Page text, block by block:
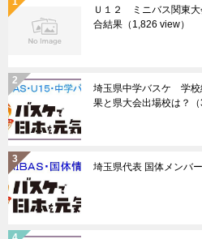
Ｕ１２ ミニバス関東
合結果 （1,826 view）
埼玉県中学バスケ 学校
果と県大会出場校は？
埼玉県代表 国体メンバ